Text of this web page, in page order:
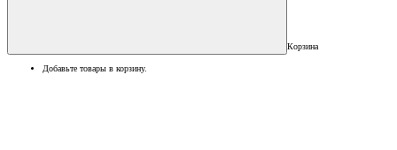
Корзина
Добавьте товары в корзину.